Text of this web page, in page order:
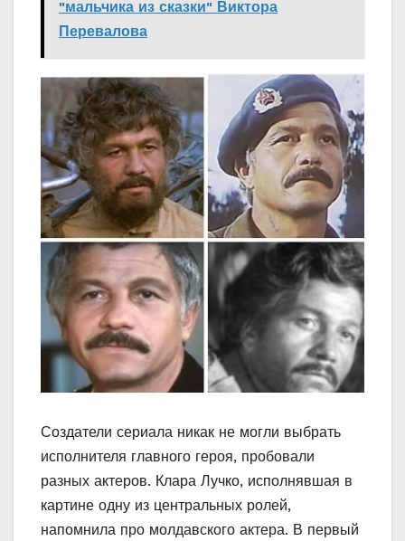
"мальчика из сказки" Виктора
Перевалова
Создатели сериала никак не могли выбрать
исполнителя главного героя, пробовали
разных актеров. Клара Лучко, исполнявшая в
картине одну из центральных ролей,
напомнила про молдавского актера. В первый